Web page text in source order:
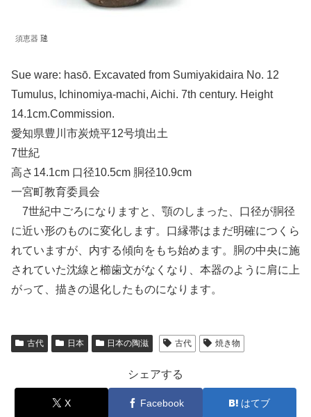
須恵器 𤭯
Sue ware: hasō. Excavated from Sumiyakidaira No. 12
Tumulus, Ichinomiya-machi, Aichi. 7th century. Height
14.1cm.Commission.
愛知県豊川市炭焼平12号墳出土
7世紀
高さ14.1cm 口径10.5cm 胴径10.9cm
一宮町教育委員会
7世紀中ごろになりますと、顎のしまった、口径が胴径
に近い形のものに変化します。口縁帯はまだ明確につくら
れていますが、内する傾向をもち始めます。胴の中央に施
されていた沈線と櫛歯文がなくなり、本器のように肩に上
がって、描きの退化したものになります。
古代 日本 日本の陶滋 古代 焼き物
シェアする
X Facebook はてブ